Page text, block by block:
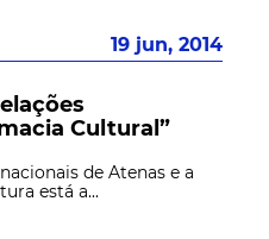
19 jun, 2014
Cultural”
de Atenas e a
está a...